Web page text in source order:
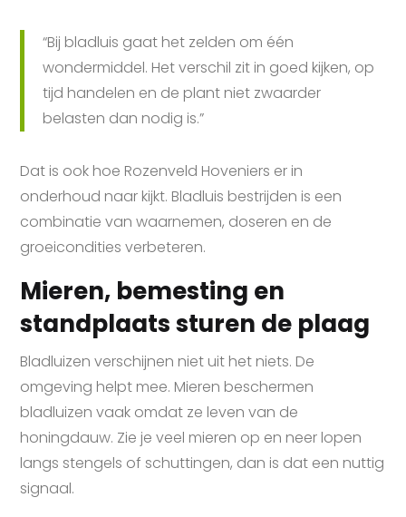
“Bij bladluis gaat het zelden om één
wondermiddel. Het verschil zit in goed kijken, op
tijd handelen en de plant niet zwaarder
belasten dan nodig is.”
Dat is ook hoe Rozenveld Hoveniers er in
onderhoud naar kijkt. Bladluis bestrijden is een
combinatie van waarnemen, doseren en de
groeicondities verbeteren.
Mieren, bemesting en
standplaats sturen de plaag
Bladluizen verschijnen niet uit het niets. De
omgeving helpt mee. Mieren beschermen
bladluizen vaak omdat ze leven van de
honingdauw. Zie je veel mieren op en neer lopen
langs stengels of schuttingen, dan is dat een nuttig
signaal.